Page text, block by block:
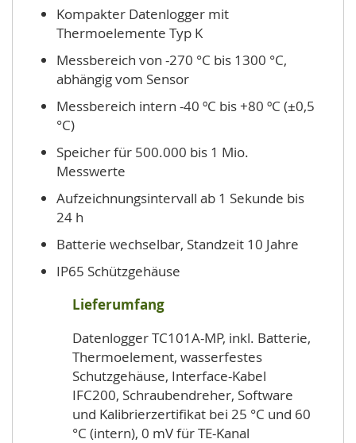
Kompakter Datenlogger mit
Thermoelemente Typ K
Messbereich von -270 °C bis 1300 °C,
abhängig vom Sensor
Messbereich intern -40 ºC bis +80 ºC (±0,5
°C)
Speicher für 500.000 bis 1 Mio.
Messwerte
Aufzeichnungsintervall ab 1 Sekunde bis
24 h
Batterie wechselbar, Standzeit 10 Jahre
IP65 Schützgehäuse
Lieferumfang
Datenlogger TC101A-MP, inkl. Batterie,
Thermoelement, wasserfestes
Schutzgehäuse, Interface-Kabel
IFC200, Schraubendreher, Software
und Kalibrierzertifikat bei 25 °C und 60
°C (intern), 0 mV für TE-Kanal